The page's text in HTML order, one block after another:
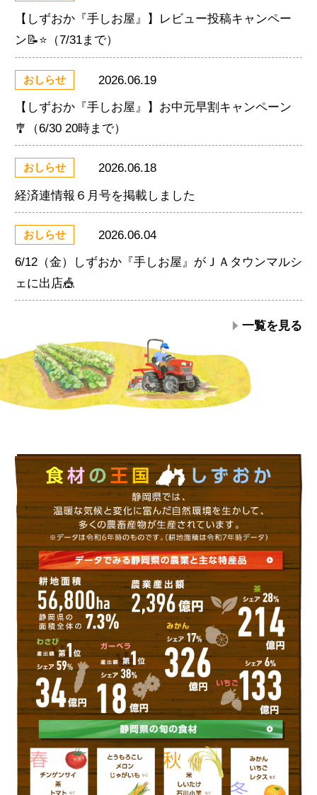
【しずおか『手しお屋』】レビュー投稿キャンペー
ン📝⭐（7/31まで）
おしらせ 2026.06.19
【しずおか『手しお屋』】お中元早割キャンペーン
🎐（6/30 20時まで）
おしらせ 2026.06.18
経済連情報６月号を掲載しました
おしらせ 2026.06.04
6/12（金）しずおか『手しお屋』がＪＡタウンマルシ
ェに出店🎪
一覧を見る